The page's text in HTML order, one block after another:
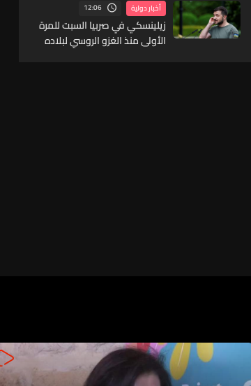
أخبار دولية 12:06
زيلينسكي في صربيا السبت للمرة
الأولى منذ الغزو الروسي لبلاده